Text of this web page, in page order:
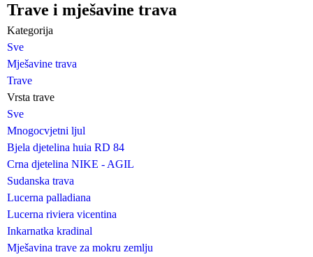
Trave i mješavine trava
Kategorija
Sve
Mješavine trava
Trave
Vrsta trave
Sve
Mnogocvjetni ljul
Bjela djetelina huia RD 84
Crna djetelina NIKE - AGIL
Sudanska trava
Lucerna palladiana
Lucerna riviera vicentina
Inkarnatka kradinal
Mješavina trave za mokru zemlju